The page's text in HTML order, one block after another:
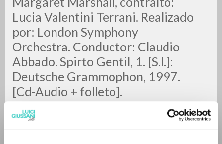
Lucia Valentini Terrani. Realizado
por: London Symphony
Orchestra. Conductor: Claudio
Abbado. Spirto Gentil, 1. [S.l.]:
Deutsche Grammophon, 1997.
[Cd-Audio + folleto].
scritti